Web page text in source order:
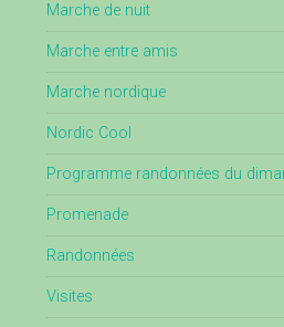
Marche de nuit
Marche entre amis
Marche nordique
Nordic Cool
Programme randonnées du
Promenade
Randonnées
Visites